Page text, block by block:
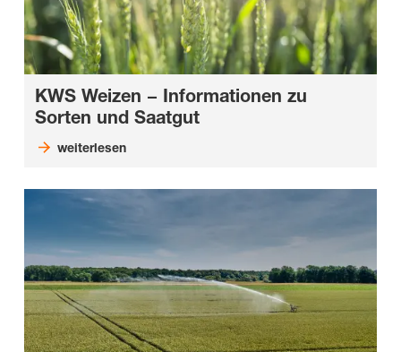
KWS Weizen − Informationen zu
Sorten und Saatgut
weiterlesen